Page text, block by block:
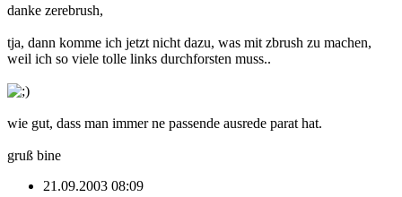
danke zerebrush,
tja, dann komme ich jetzt nicht dazu, was mit zbrush zu machen,
weil ich so viele tolle links durchforsten muss..
wie gut, dass man immer ne passende ausrede parat hat.
gruß bine
21.09.2003 08:09